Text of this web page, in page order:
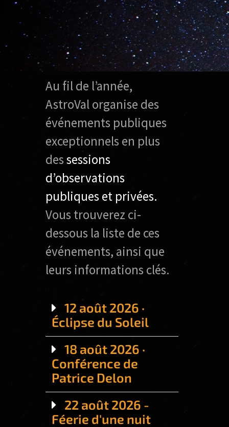
Au fil de l’année,
AstroVal organise des
événements publiques
exceptionnels en plus
dessessions
d’observations
publiques et privées.
Vous trouverez ci-
dessous la liste de ces
événements, ainsi que
leurs informations clés.
12 août 2026 ·
Éclipse du Soleil
18 août 2026 ·
Conférence de
Patrice Delon
22 août 2026 -
Féerie d'une nuit